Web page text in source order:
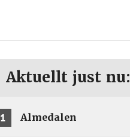
Aktuellt just nu:
1 Almedalen